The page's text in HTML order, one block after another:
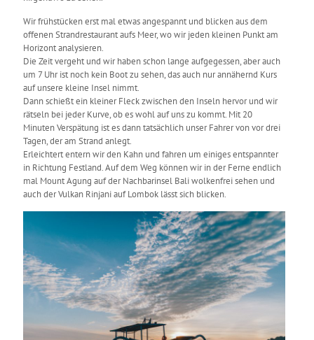
Wir frühstücken erst mal etwas angespannt und blicken aus dem
offenen Strandrestaurant aufs Meer, wo wir jeden kleinen Punkt am
Horizont analysieren.
Die Zeit vergeht und wir haben schon lange aufgegessen, aber auch
um 7 Uhr ist noch kein Boot zu sehen, das auch nur annähernd Kurs
auf unsere kleine Insel nimmt.
Dann schießt ein kleiner Fleck zwischen den Inseln hervor und wir
rätseln bei jeder Kurve, ob es wohl auf uns zu kommt. Mit 20
Minuten Verspätung ist es dann tatsächlich unser Fahrer von vor drei
Tagen, der am Strand anlegt.
Erleichtert entern wir den Kahn und fahren um einiges entspannter
in Richtung Festland. Auf dem Weg können wir in der Ferne endlich
mal Mount Agung auf der Nachbarinsel Bali wolkenfrei sehen und
auch der Vulkan Rinjani auf Lombok lässt sich blicken.